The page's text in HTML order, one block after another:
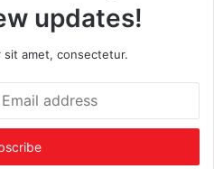
updates!
sit amet, consectetur.